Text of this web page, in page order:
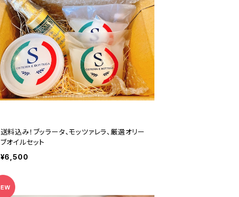
送料込み！ブッラータ、モッツァレラ、厳選オリー
ブオイルセット
¥6,500